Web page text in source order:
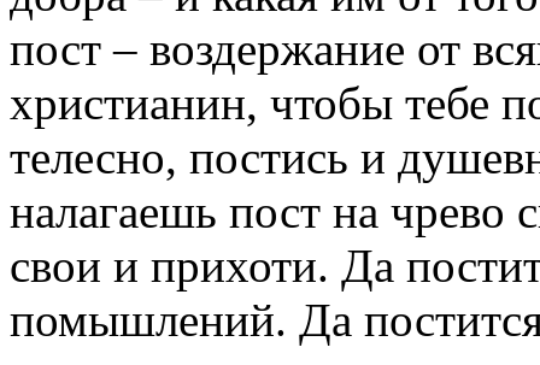
пост – воздержание от
христианин, чтобы тебе
телесно, постись и
налагаешь пост на чрево
свои и прихоти. Да
помышлений. Да